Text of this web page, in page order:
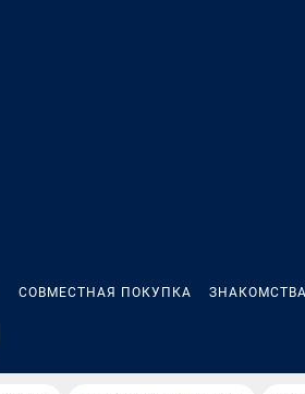
СОВМЕСТНАЯ ПОКУПКА ЗНАКОМСТВА